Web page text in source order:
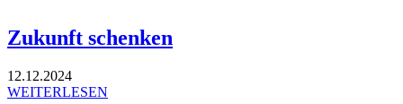
Zukunft schenken
12.12.2024
WEITERLESEN